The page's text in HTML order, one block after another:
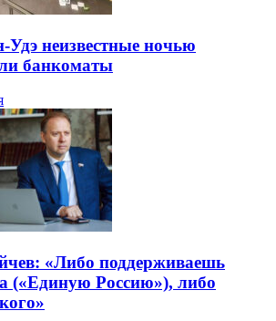
Удэ неизвестные ночью
банкоматы
«Либо поддерживаешь
(«Единую Россию»), либо